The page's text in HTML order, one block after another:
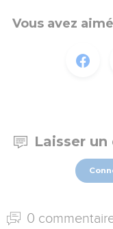
Vous avez
Laisser
0